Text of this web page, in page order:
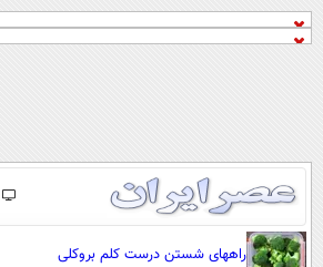
صفحه اول
راههای شستن درست کلم بروکلی